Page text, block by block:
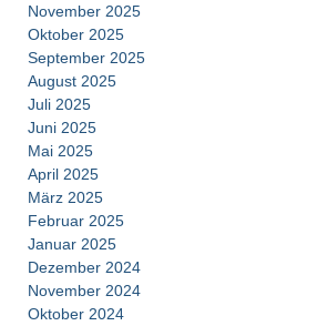
November 2025
Oktober 2025
September 2025
August 2025
Juli 2025
Juni 2025
Mai 2025
April 2025
März 2025
Februar 2025
Januar 2025
Dezember 2024
November 2024
Oktober 2024